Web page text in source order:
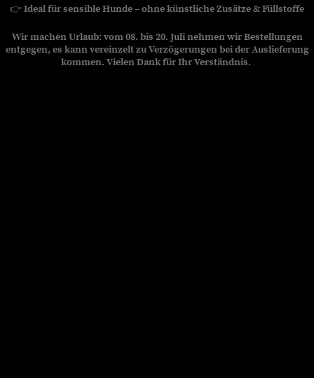
👉Ideal für sensible Hunde – ohne künstliche Zusätze & Füllstoffe
Wir machen Urlaub: vom 08. bis 20. Juli nehmen wir Bestellungen
entgegen, es kann vereinzelt zu Verzögerungen bei der Auslieferung
kommen. Vielen Dank für Ihr Verständnis.